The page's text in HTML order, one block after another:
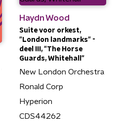
Haydn Wood
Suite voor orkest,
"London landmarks" -
deel III, "The Horse
Guards, Whitehall"
New London Orchestra
Ronald Corp
Hyperion
CDS44262